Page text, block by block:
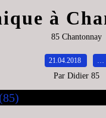
à
85 Chantonnay
21.04.2018 …
Par Didier 85